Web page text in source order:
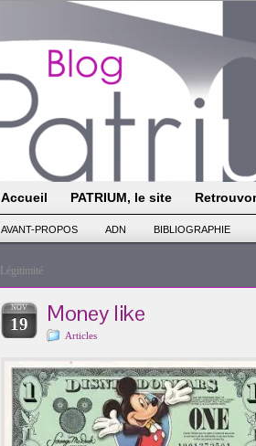
Accueil PATRIUM, le site
AVANT-PROPOS ADN BIBLIOGRAPHIE
Légitimité
NOV
19 Money like
Articles